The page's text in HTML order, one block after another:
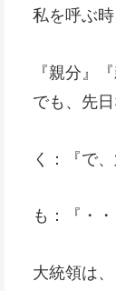
私を呼ぶ
『親分』
でも、先
く：『で、
も：『・・
大統領は